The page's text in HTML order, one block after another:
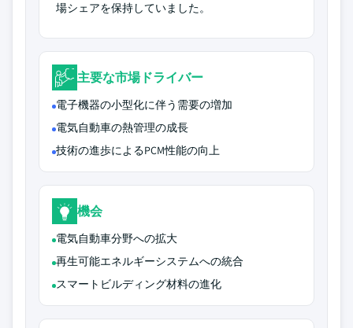
場シェアを保持していました。
主要な市場ドライバー
電子機器の小型化に伴う需要の増加
電気自動車の熱管理の成長
技術の進歩によるPCM性能の向上
機会
電気自動車分野への拡大
再生可能エネルギーシステムへの統合
スマートビルディング材料の進化